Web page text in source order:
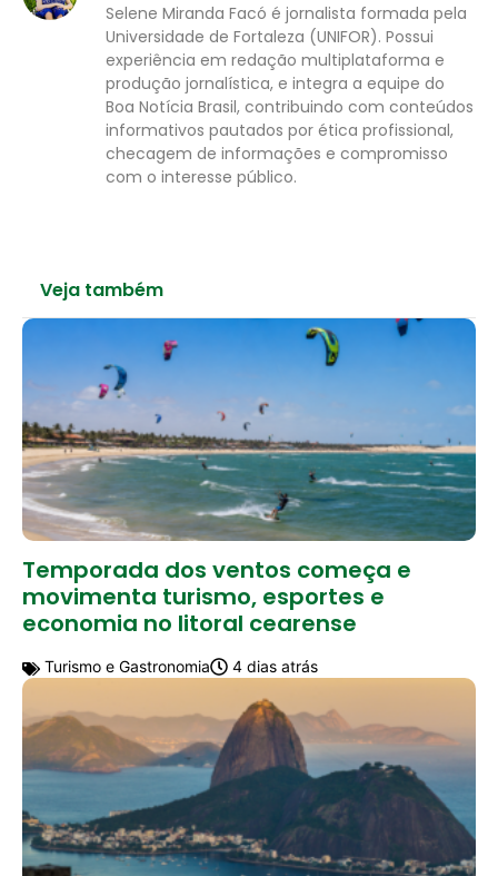
Selene Miranda Facó é jornalista formada pela
Universidade de Fortaleza (UNIFOR). Possui
experiência em redação multiplataforma e
produção jornalística, e integra a equipe do
Boa Notícia Brasil, contribuindo com conteúdos
informativos pautados por ética profissional,
checagem de informações e compromisso
com o interesse público.
Veja também
Temporada dos ventos começa e
movimenta turismo, esportes e
economia no litoral cearense
Turismo e Gastronomia 4 dias atrás